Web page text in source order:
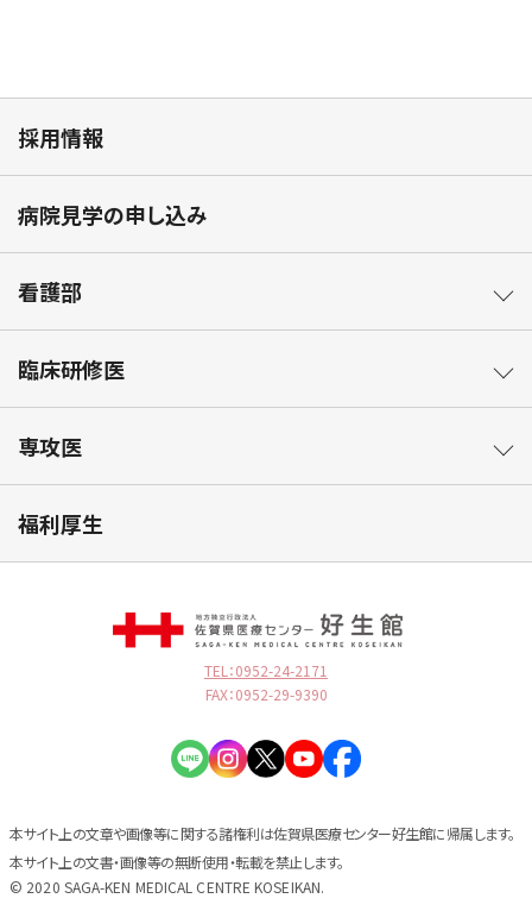
採用情報
病院見学の申し込み
看護部
臨床研修医
専攻医
福利厚生
TEL：0952-24-2171
FAX：0952-29-9390
本サイト上の文章や画像等に関する諸権利は佐賀県医療センター好生館に帰属します。
本サイト上の文書・画像等の無断使用・転載を禁止します。
© 2020 SAGA-KEN MEDICAL CENTRE KOSEIKAN.